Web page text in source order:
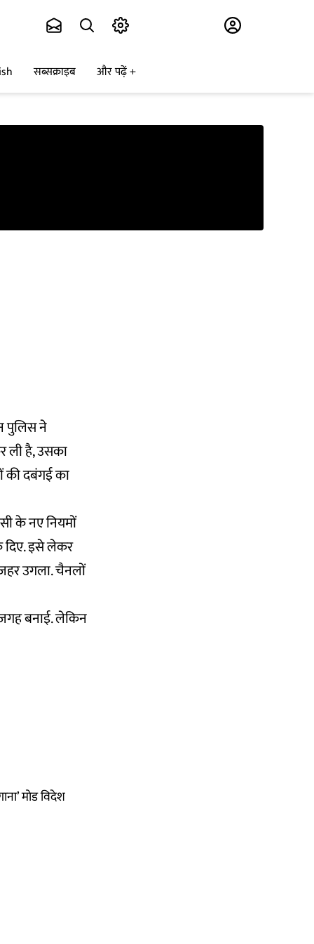
सब्सक्राइब और पढ़ें
पुलिस ने
ली है, उसका
की दबंगई का
के नए नियमों
दिए. इसे लेकर
उगला. चैनलों
बनाई. लेकिन
मोड विदेश